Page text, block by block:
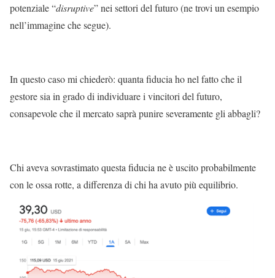
potenziale “disruptive” nei settori del futuro (ne trovi un esempio
nell’immagine che segue).
In questo caso mi chiederò: quanta fiducia ho nel fatto che il
gestore sia in grado di individuare i vincitori del futuro,
consapevole che il mercato saprà punire severamente gli abbagli?
Chi aveva sovrastimato questa fiducia ne è uscito probabilmente
con le ossa rotte, a differenza di chi ha avuto più equilibrio.